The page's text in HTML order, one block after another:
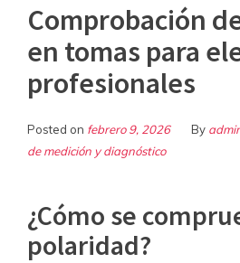
Comprobación
en tomas para
profesionales
Posted on febrero 9, 2026 By
de medición y diagnóstico
¿Cómo se
polaridad?